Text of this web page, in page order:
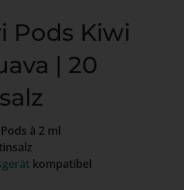
Pods Kiwi
| 20
à 2 ml
kompatibel